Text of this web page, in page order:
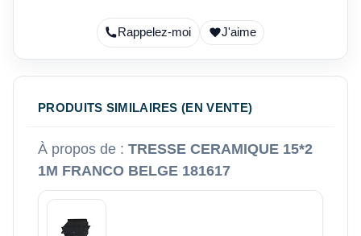
Rappelez-moi J'aime
PRODUITS SIMILAIRES (EN VENTE)
À propos de : TRESSE CERAMIQUE 15*2
1M FRANCO BELGE 181617